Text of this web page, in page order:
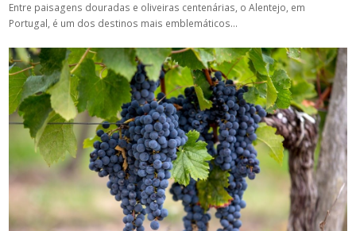
Entre paisagens douradas e oliveiras centenárias, o Alentejo, em
Portugal, é um dos destinos mais emblemáticos…